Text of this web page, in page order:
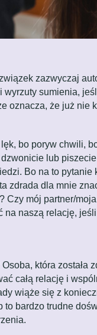
zazwyczaj
sumienia,
oznacza, że już nie
bo poryw chwili,
lub
Bo na to
dla mnie
mój partner/
naszą relację,
która
całą relację i
wiąże się z
bardzo trudne